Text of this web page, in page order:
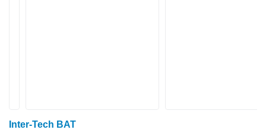
Inter-Tech BAT